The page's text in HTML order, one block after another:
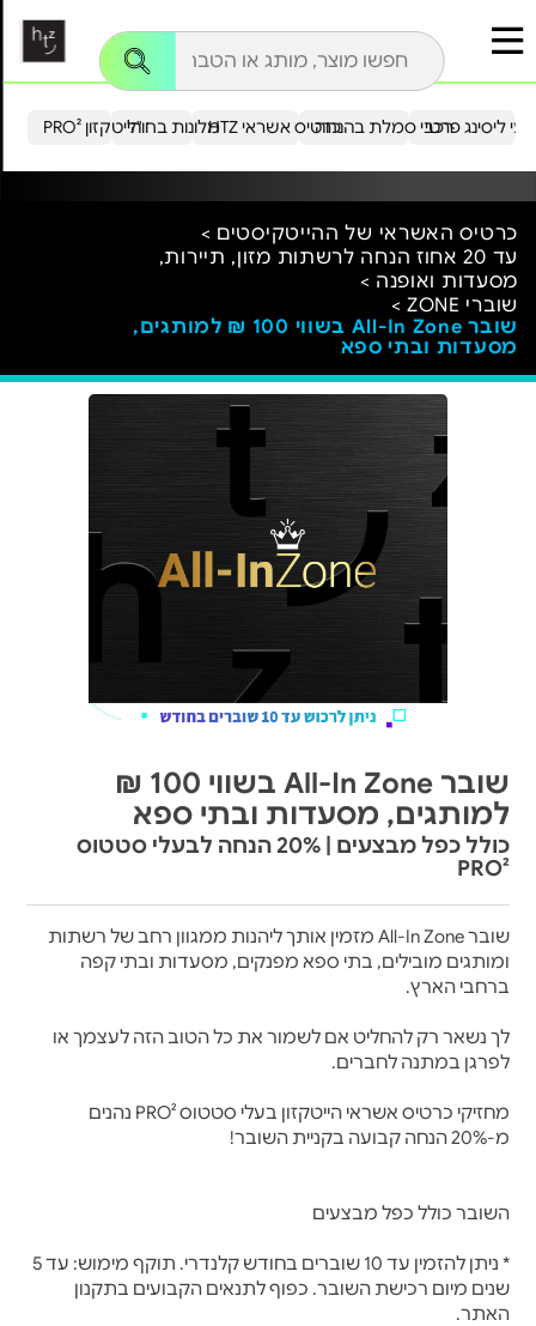
הייטקזון PRO²מלונות בחו"ל כרטיס אשראי HTZ ליסינג פרטירכבי סמלת בהנחה
כרטיס האשראי של ההייטקיסטים >
עד 20 אחוז הנחה לרשתות מזון, תיירות,
מסעדות ואופנה >
שוברי ZONE >
שובר All-In Zone בשווי 100 ₪ למותגים,
מסעדות ובתי ספא
שובר All-In Zone בשווי 100 ₪
למותגים, מסעדות ובתי ספא
כולל כפל מבצעים | 20% הנחה לבעלי סטטוס
PRO²
שובר All-In Zone מזמין אותך ליהנות ממגוון רחב של רשתות
ומותגים מובילים, בתי ספא מפנקים, מסעדות ובתי קפה
ברחבי הארץ.
לך נשאר רק להחליט אם לשמור את כל הטוב הזה לעצמך או
לפרגן במתנה לחברים.
מחזיקי כרטיס אשראי הייטקזון בעלי סטטוס PRO² נהנים
מ-20% הנחה קבועה בקניית השובר!
השובר כולל כפל מבצעים
* ניתן להזמין עד 10 שוברים בחודש קלנדרי. תוקף מימוש: עד 5
שנים מיום רכישת השובר. כפוף לתנאים הקבועים בתקנון
האתר.